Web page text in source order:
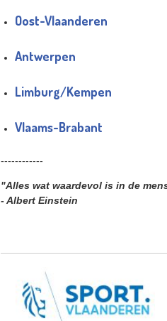
Oost-Vlaanderen
Antwerpen
Limburg/Kempen
Vlaams-Brabant
------------
"Alles wat waardevol is in de
- Albert Einstein